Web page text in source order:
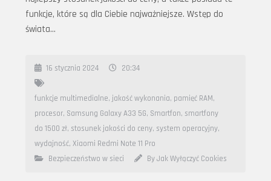
funkcje, które są dla Ciebie najważniejsze. Wstęp do
świata…
16 stycznia 2024 20:34
funkcje multimedialne, jakość wykonania, pamięć RAM,
procesor, Samsung Galaxy A33 5G, Smartfon, smartfony
do 1500 zł, stosunek jakości do ceny, system operacyjny,
wydajność, Xiaomi Redmi Note 11 Pro
Bezpieczeństwo w sieci
By Jak Wyłączyć Cookies